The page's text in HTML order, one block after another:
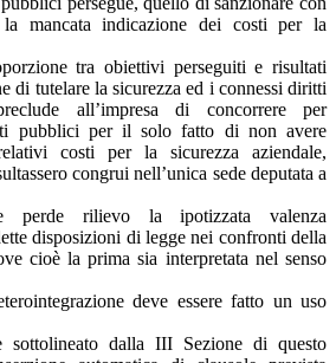
la mancata indicazione dei costi per la
tra obiettivi perseguiti e risultati
di tutelare la sicurezza ed i connessi diritti
all’impresa di concorrere per
pubblici per il solo fatto di non avere
costi per la sicurezza aziendale,
congrui nell’unica sede deputata a
perde rilievo la ipotizzata valenza
disposizioni di legge nei confronti della
cioè la prima sia interpretata nel senso
deve essere fatto un uso
sottolineato dalla III Sezione di questo